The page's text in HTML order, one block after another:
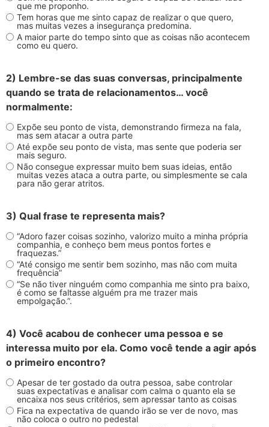
que me proponho.
Tem horas que me sinto capaz de realizar o que quero,
mas muitas vezes a insegurança predomina.
A maior parte do tempo sinto que as coisas não acontecem
como eu quero.
2) Lembre-se das suas conversas, principalmente
quando se trata de relacionamentos… você
normalmente:
Expõe seu ponto de vista, demonstrando firmeza na fala,
mas sem atacar a outra parte
Até expõe seu ponto de vista, mas sente que poderia ser
mais seguro.
Não consegue expressar muito bem suas ideias, então
muitas vezes ataca a outra parte, ou simplesmente se cala
para não gerar atritos.
3) Qual frase te representa mais?
“Adoro fazer coisas sozinho, valorizo muito a minha própria
companhia, e conheço bem meus pontos fortes e
fraquezas.”
“Até consigo me sentir bem sozinho, mas não com muita
frequência”
“Se não tiver ninguém como companhia me sinto pra baixo,
é como se faltasse alguém pra me trazer mais
empolgação.”.
4) Você acabou de conhecer uma pessoa e se
interessa muito por ela. Como você tende a agir após
o primeiro encontro?
Apesar de ter gostado da outra pessoa, sabe controlar
suas expectativas e analisar com calma o quanto ela se
encaixa nos seus critérios, sem apressar tanto as coisas
Fica na expectativa de quando irão se ver de novo, mas
não coloca o outro no pedestal